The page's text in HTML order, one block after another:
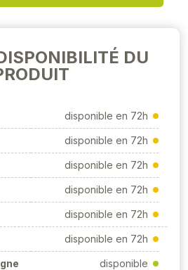
DU
disponible en 72h
disponible en 72h
disponible en 72h
disponible en 72h
disponible en 72h
disponible en 72h
disponible